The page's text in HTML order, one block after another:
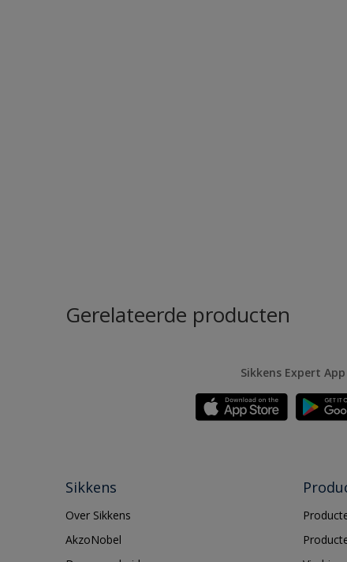
Gerelateerde producten
Sikkens Expert App
Sikkens
Over Sikkens
AkzoNobel